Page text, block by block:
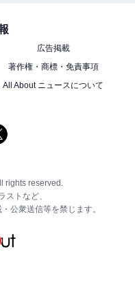
広告掲載
著作権・商標・免責事項
All About ニュースについて
rights reserved.
ストなど、
公衆送信等を禁じます。